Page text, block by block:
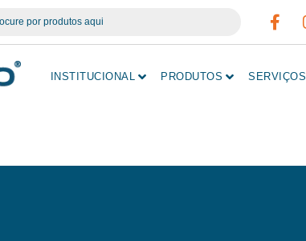
INSTITUCIONAL PRODUTOS SERVIÇOS